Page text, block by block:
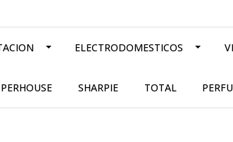
ELECTRODOMESTICOS
SHARPIE TOTAL